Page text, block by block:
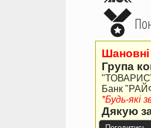
Шановні
Група
Банк
*Будь-які
Дякую